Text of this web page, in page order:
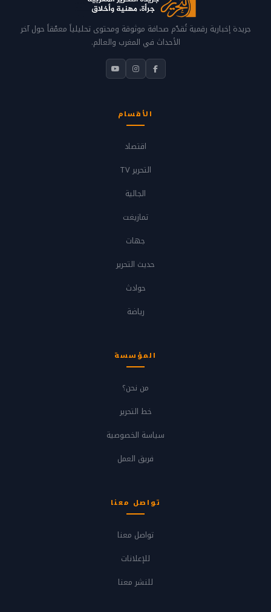
جريدة إخبارية رقمية تُقدّم صحافة موثوقة ومحتوى تحليلياً معمّقاً حول آخر
الأحداث في المغرب والعالم.
الأقسام
اقتصاد
التحرير TV
الجالية
تمازيغت
جهات
حديث التحرير
حوادث
رياضة
المؤسسة
من نحن؟
خط التحرير
سياسة الخصوصية
فريق العمل
تواصل معنا
تواصل معنا
للإعلانات
للنشر معنا